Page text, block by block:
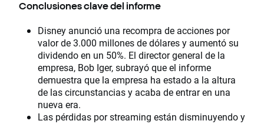
Conclusiones clave del informe
Disney anunció una recompra de acciones por
valor de 3.000 millones de dólares y aumentó su
dividendo en un 50%. El director general de la
empresa, Bob Iger, subrayó que el informe
demuestra que la empresa ha estado a la altura
de las circunstancias y acaba de entrar en una
nueva era.
Las pérdidas por streaming están disminuyendo y